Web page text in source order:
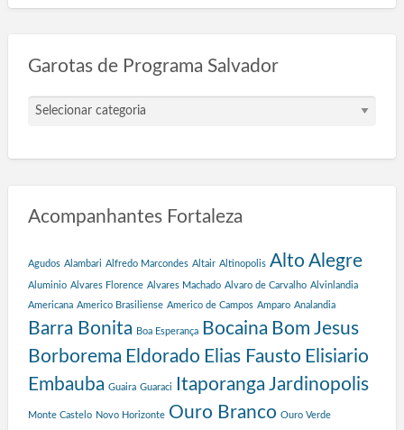
Garotas de Programa Salvador
o
s
g
r
m
Acompanhantes Fortaleza
Agudos Alambari Alfredo Marcondes Altair Altinopolis Alto Alegre
Aluminio Alvares Florence Alvares Machado Alvaro de Carvalho Alvinlandia
Americana Americo Brasiliense Americo de Campos Amparo Analandia
Barra Bonita Boa Esperança Bocaina Bom Jesus
Borborema Eldorado Elias Fausto Elisiario
Embauba Guaira Guaraci Itaporanga Jardinopolis
Monte Castelo Novo Horizonte Ouro Branco Ouro Verde